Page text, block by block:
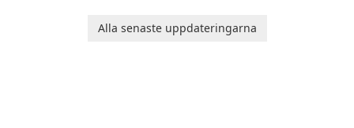
Ollie, on an adventurous
baby tracking, offering
Alla senaste uppdateringarna